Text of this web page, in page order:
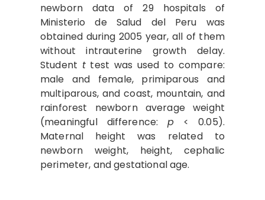
newborn data of 29 hospitals of
Ministerio de Salud del Peru was
obtained during 2005 year, all of them
without intrauterine growth delay.
Student ttest was used to compare:
male and female, primiparous and
multiparous, and coast, mountain, and
rainforest newborn average weight
(meaningful difference:p < 0.05).
Maternal height was related to
newborn weight, height, cephalic
perimeter, and gestational age.